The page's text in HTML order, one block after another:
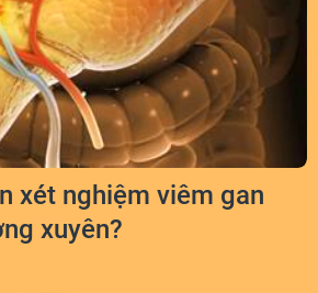
xét nghiệm viêm gan
xuyên?